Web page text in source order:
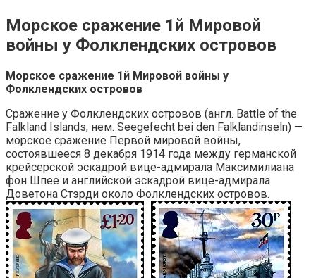
Морское сражение 1й Мировой
войны у Фолклендских островов
Морское сражение 1й Мировой войны у
Фолклендских островов
Сражение у Фолклендских островов (англ. Battle of the
Falkland Islands, нем. Seegefecht bei den Falklandinseln) —
морское сражение Первой мировой войны,
состоявшееся 8 декабря 1914 года между германской
крейсерской эскадрой вице-адмирала Максимилиана
фон Шпее и английской эскадрой вице-адмирала
Доветона Стэрди около Фолклендских островов.